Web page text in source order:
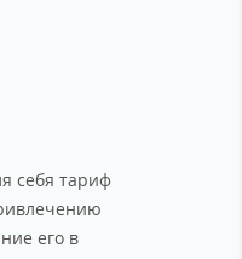
себя тариф
его в